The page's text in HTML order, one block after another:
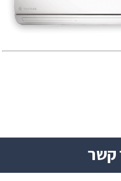
קשר